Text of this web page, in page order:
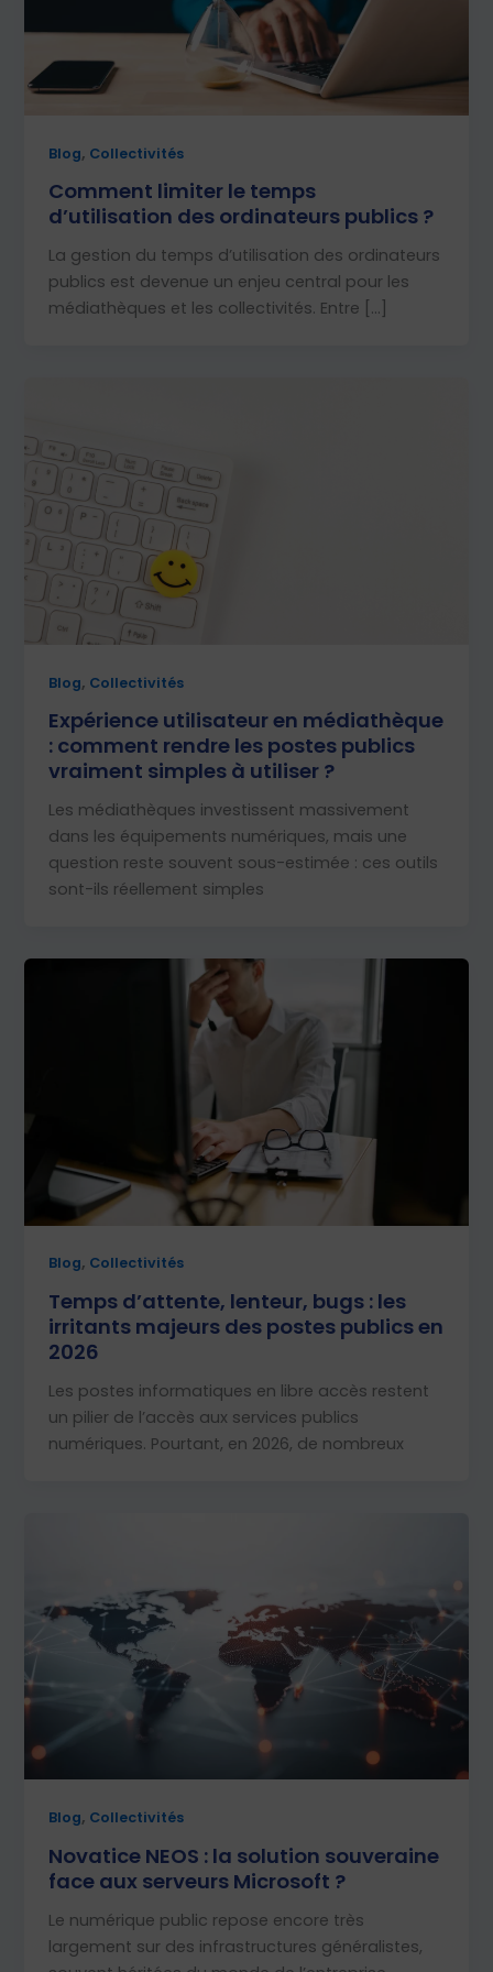
Blog, Collectivités
Comment limiter le temps
d’utilisation des ordinateurs publics ?
La gestion du temps d’utilisation des ordinateurs
publics est devenue un enjeu central pour les
médiathèques et les collectivités. Entre […]
Blog, Collectivités
Expérience utilisateur en médiathèque
: comment rendre les postes publics
vraiment simples à utiliser ?
Les médiathèques investissent massivement
dans les équipements numériques, mais une
question reste souvent sous-estimée : ces outils
sont-ils réellement simples
Blog, Collectivités
Temps d’attente, lenteur, bugs : les
irritants majeurs des postes publics en
2026
Les postes informatiques en libre accès restent
un pilier de l’accès aux services publics
numériques. Pourtant, en 2026, de nombreux
Blog, Collectivités
Novatice NEOS : la solution souveraine
face aux serveurs Microsoft ?
Le numérique public repose encore très
largement sur des infrastructures généralistes,